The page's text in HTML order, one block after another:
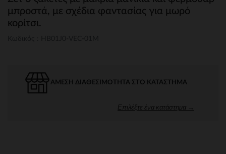
μπροστά, με σχέδια φαντασίας για μωρό
κορίτσι.
ΆΜΕΣΗ ΔΙΑΘΕΣΙΜΌΤΗΤΑ ΣΤΟ ΚΑΤΆΣΤΗΜΑ
Επιλέξτε ένα κατάστημα →